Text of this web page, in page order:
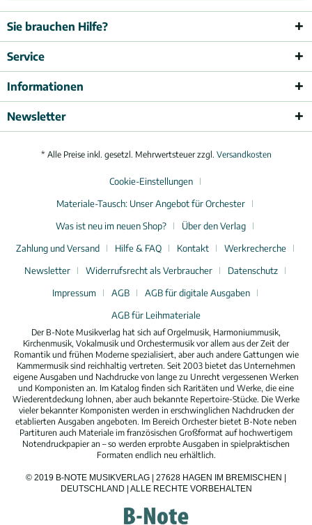
Sie brauchen Hilfe?
Service
Informationen
Newsletter
* Alle Preise inkl. gesetzl. Mehrwertsteuer zzgl. Versandkosten
Cookie-Einstellungen
Materiale-Tausch: Unser Angebot für Orchester
Was ist neu im neuen Shop?
Über den Verlag
Zahlung und Versand
Hilfe & FAQ Kontakt
Werkrecherche
Newsletter
Widerrufsrecht als Verbraucher
Datenschutz
Impressum
AGB
AGB für digitale Ausgaben
AGB für Leihmateriale
Der B-Note Musikverlag hat sich auf Orgelmusik, Harmoniummusik,
Kirchenmusik, Vokalmusik und Orchestermusik vor allem aus der Zeit der
Romantik und frühen Moderne spezialisiert, aber auch andere Gattungen wie
Kammermusik sind reichhaltig vertreten. Seit 2003 bietet das Unternehmen
eigene Ausgaben und Nachdrucke von lange zu Unrecht vergessenen Werken
und Komponisten an. Im Katalog finden sich Raritäten und Werke, die eine
Wiederentdeckung lohnen, aber auch bekannte Repertoire-Stücke. Die Werke
vieler bekannter Komponisten werden in erschwinglichen Nachdrucken der
etablierten Ausgaben angeboten. Im Bereich Orchester bietet B-Note neben
Partituren auch Materiale im französischen Großformat auf hochwertigem
Notendruckpapier an – so werden erprobte Ausgaben in spielpraktischen
Formaten endlich neu erhältlich.
© 2019 B-NOTE MUSIKVERLAG | 27628 HAGEN IM BREMISCHEN |
DEUTSCHLAND | ALLE RECHTE VORBEHALTEN